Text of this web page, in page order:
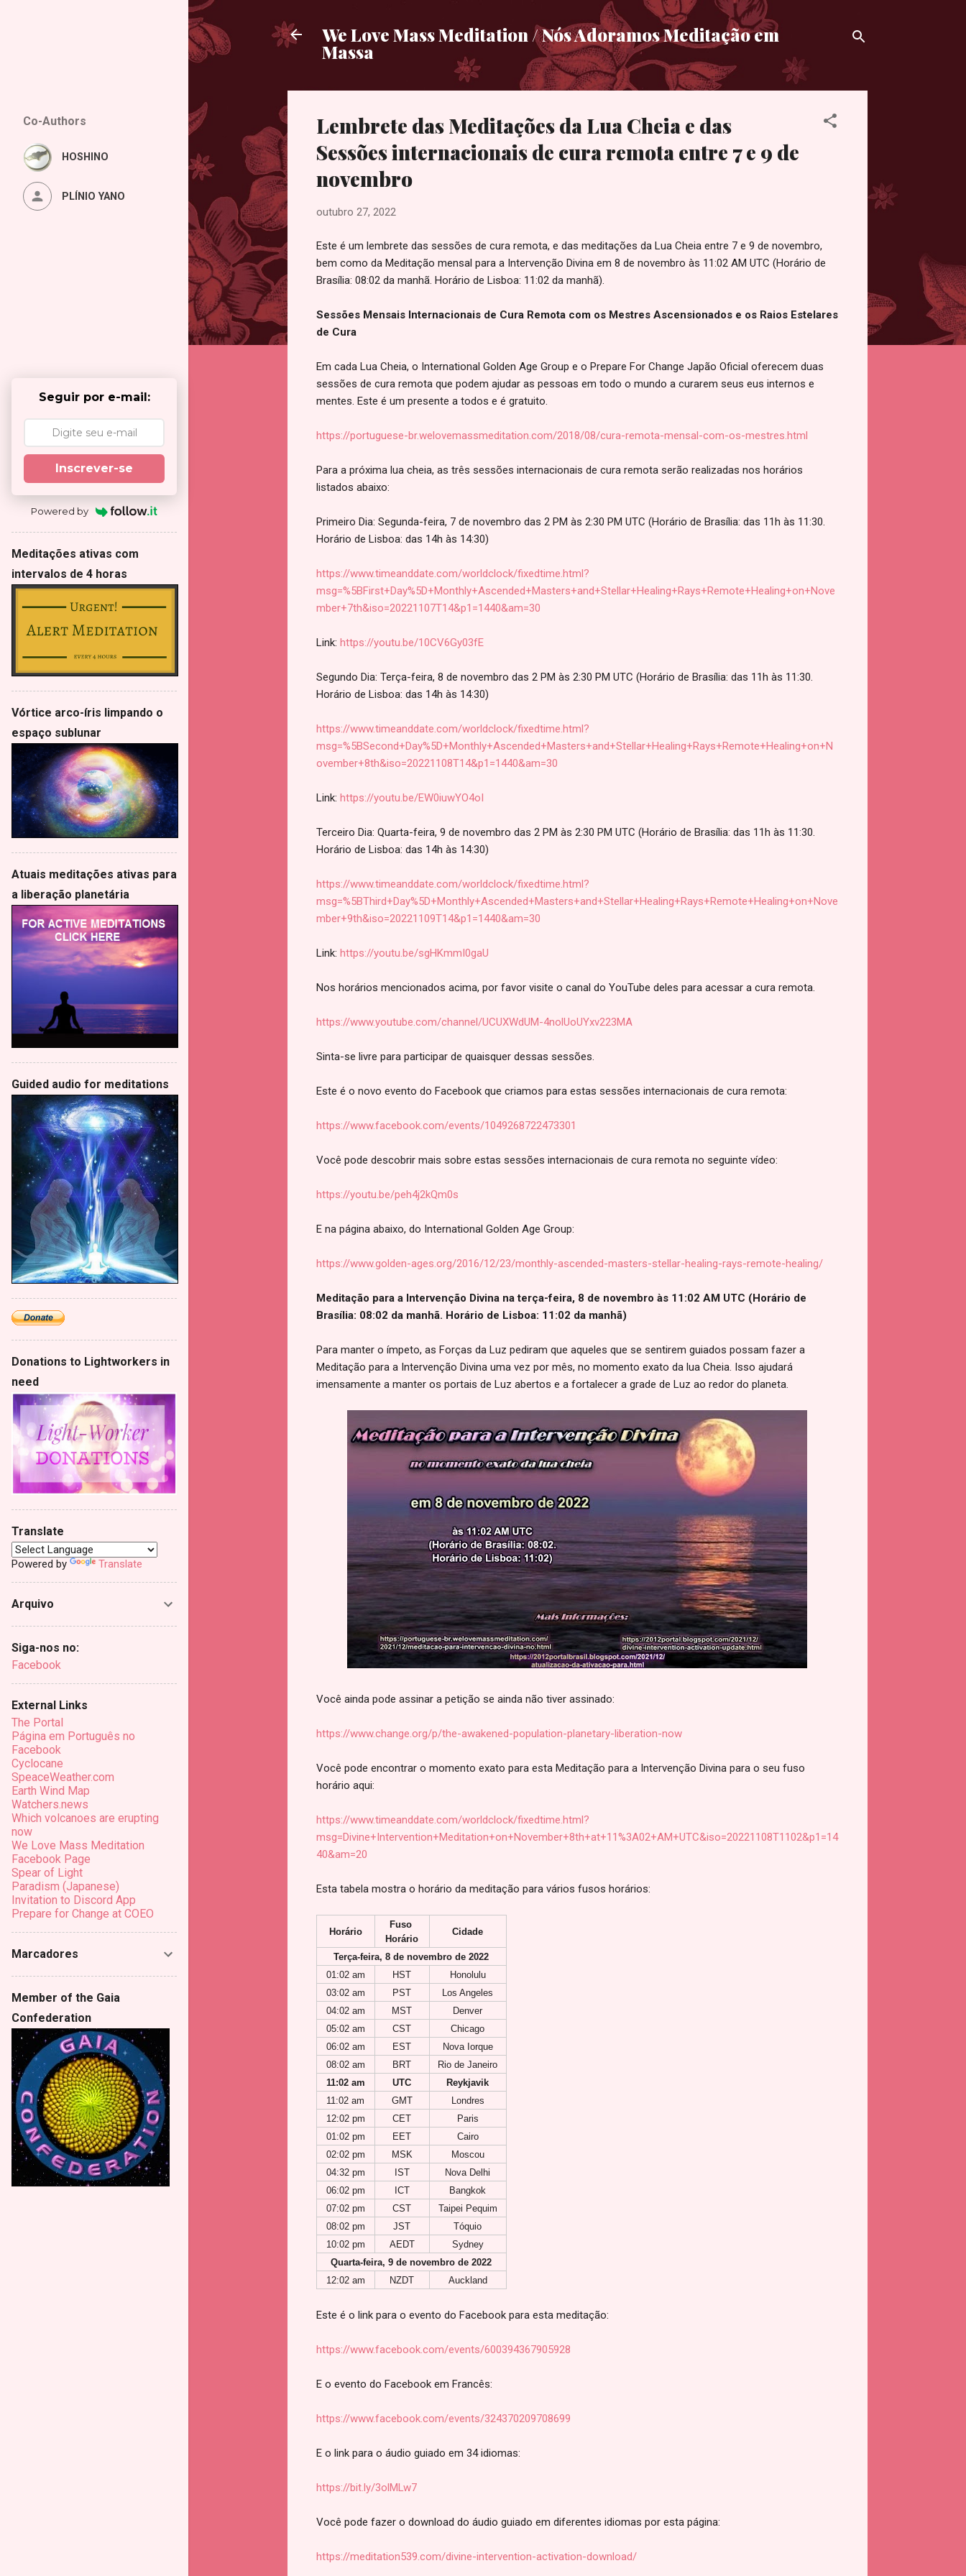
We Love Mass Meditation / Nós Adoramos Meditação em
Massa
Lembrete das Meditações da Lua Cheia e das
Sessões internacionais de cura remota entre 7 e 9 de
novembro
outubro 27, 2022
Este é um lembrete das sessões de cura remota, e das meditações da Lua Cheia entre 7 e 9 de novembro,
bem como da Meditação mensal para a Intervenção Divina em 8 de novembro às 11:02 AM UTC (Horário de
Brasília: 08:02 da manhã. Horário de Lisboa: 11:02 da manhã).
Sessões Mensais Internacionais de Cura Remota com os Mestres Ascensionados e os Raios Estelares
de Cura
Em cada Lua Cheia, o International Golden Age Group e o Prepare For Change Japão Oficial oferecem duas
sessões de cura remota que podem ajudar as pessoas em todo o mundo a curarem seus eus internos e
mentes. Este é um presente a todos e é gratuito.
https://portuguese-br.welovemassmeditation.com/2018/08/cura-remota-mensal-com-os-mestres.html
Para a próxima lua cheia, as três sessões internacionais de cura remota serão realizadas nos horários
listados abaixo:
Primeiro Dia: Segunda-feira, 7 de novembro das 2 PM às 2:30 PM UTC (Horário de Brasília: das 11h às 11:30.
Horário de Lisboa: das 14h às 14:30)
https://www.timeanddate.com/worldclock/fixedtime.html?
msg=%5BFirst+Day%5D+Monthly+Ascended+Masters+and+Stellar+Healing+Rays+Remote+Healing+on+Nove
mber+7th&iso=20221107T14&p1=1440&am=30
Link: https://youtu.be/10CV6Gy03fE
Segundo Dia: Terça-feira, 8 de novembro das 2 PM às 2:30 PM UTC (Horário de Brasília: das 11h às 11:30.
Horário de Lisboa: das 14h às 14:30)
https://www.timeanddate.com/worldclock/fixedtime.html?
msg=%5BSecond+Day%5D+Monthly+Ascended+Masters+and+Stellar+Healing+Rays+Remote+Healing+on+N
ovember+8th&iso=20221108T14&p1=1440&am=30
Link: https://youtu.be/EW0iuwYO4oI
Terceiro Dia: Quarta-feira, 9 de novembro das 2 PM às 2:30 PM UTC (Horário de Brasília: das 11h às 11:30.
Horário de Lisboa: das 14h às 14:30)
https://www.timeanddate.com/worldclock/fixedtime.html?
msg=%5BThird+Day%5D+Monthly+Ascended+Masters+and+Stellar+Healing+Rays+Remote+Healing+on+Nove
mber+9th&iso=20221109T14&p1=1440&am=30
Link: https://youtu.be/sgHKmmI0gaU
Nos horários mencionados acima, por favor visite o canal do YouTube deles para acessar a cura remota.
https://www.youtube.com/channel/UCUXWdUM-4nolUoUYxv223MA
Sinta-se livre para participar de quaisquer dessas sessões.
Este é o novo evento do Facebook que criamos para estas sessões internacionais de cura remota:
https://www.facebook.com/events/1049268722473301
Você pode descobrir mais sobre estas sessões internacionais de cura remota no seguinte vídeo:
https://youtu.be/peh4j2kQm0s
E na página abaixo, do International Golden Age Group:
https://www.golden-ages.org/2016/12/23/monthly-ascended-masters-stellar-healing-rays-remote-healing/
Meditação para a Intervenção Divina na terça-feira, 8 de novembro às 11:02 AM UTC (Horário de
Brasília: 08:02 da manhã. Horário de Lisboa: 11:02 da manhã)
Para manter o ímpeto, as Forças da Luz pediram que aqueles que se sentirem guiados possam fazer a
Meditação para a Intervenção Divina uma vez por mês, no momento exato da lua Cheia. Isso ajudará
imensamente a manter os portais de Luz abertos e a fortalecer a grade de Luz ao redor do planeta.
Você ainda pode assinar a petição se ainda não tiver assinado:
https://www.change.org/p/the-awakened-population-planetary-liberation-now
Você pode encontrar o momento exato para esta Meditação para a Intervenção Divina para o seu fuso
horário aqui:
https://www.timeanddate.com/worldclock/fixedtime.html?
msg=Divine+Intervention+Meditation+on+November+8th+at+11%3A02+AM+UTC&iso=20221108T1102&p1=14
40&am=20
Esta tabela mostra o horário da meditação para vários fusos horários:
Horário
Fuso
Horário
Cidade
Terça-feira, 8 de novembro de 2022
01:02 am
HST
Honolulu
03:02 am
PST
Los Angeles
04:02 am
MST
Denver
05:02 am
CST
Chicago
06:02 am
EST
Nova Iorque
08:02 am
BRT
Rio de Janeiro
11:02 am
UTC
Reykjavik
11:02 am
GMT
Londres
12:02 pm
CET
Paris
01:02 pm
EET
Cairo
02:02 pm
MSK
Moscou
04:32 pm
IST
Nova Delhi
06:02 pm
ICT
Bangkok
07:02 pm
CST
Taipei Pequim
08:02 pm
JST
Tóquio
10:02 pm
AEDT
Sydney
Quarta-feira, 9 de novembro de 2022
12:02 am
NZDT Auckland
Este é o link para o evento do Facebook para esta meditação:
https://www.facebook.com/events/600394367905928
E o evento do Facebook em Francês:
https://www.facebook.com/events/324370209708699
E o link para o áudio guiado em 34 idiomas:
https://bit.ly/3olMLw7
Você pode fazer o download do áudio guiado em diferentes idiomas por esta página:
https://meditation539.com/divine-intervention-activation-download/
Co-Authors
HOSHINO
PLÍNIO YANO
Seguir por e-mail:
Inscrever-se
Powered by
Meditações ativas com
intervalos de 4 horas
Vórtice arco-íris limpando o
espaço sublunar
Atuais meditações ativas para
a liberação planetária
Guided audio for meditations
Donations to Lightworkers in
need
Translate
Powered by Translate
Arquivo
Siga-nos no:
Facebook
External Links
The Portal
Página em Português no
Facebook
Cyclocane
SpeaceWeather.com
Earth Wind Map
Watchers.news
Which volcanoes are erupting
now
We Love Mass Meditation
Facebook Page
Spear of Light
Paradism (Japanese)
Invitation to Discord App
Prepare for Change at COEO
Marcadores
Member of the Gaia
Confederation